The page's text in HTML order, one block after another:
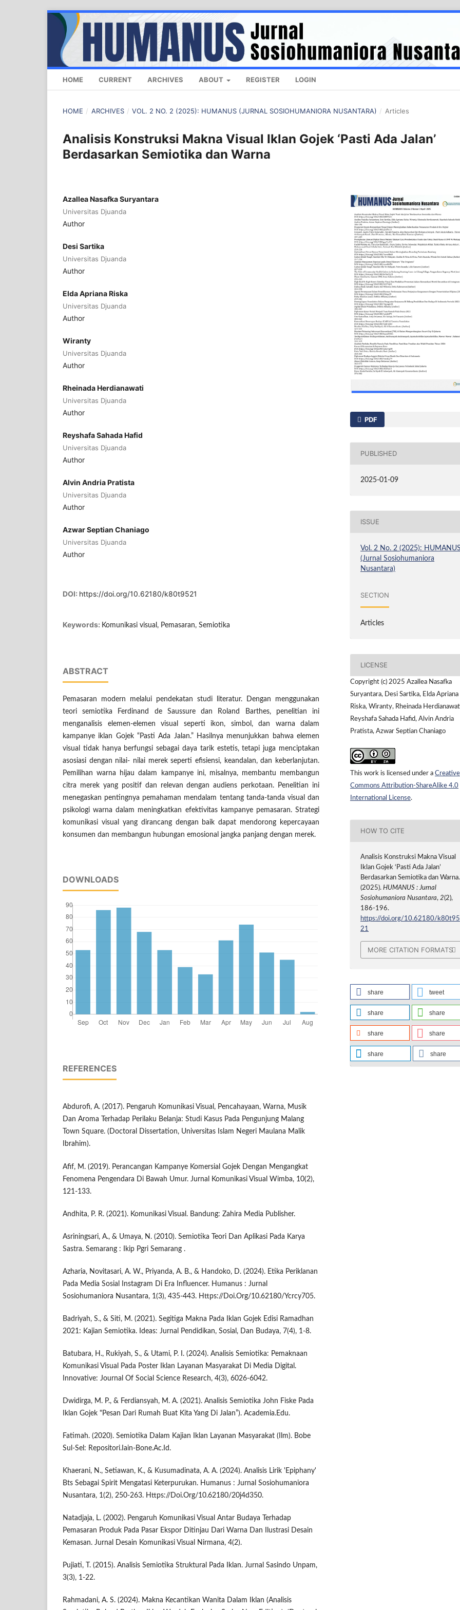
HOME CURRENT ARCHIVES ABOUT REGISTER LOGIN
HOME / ARCHIVES / VOL. 2 NO. 2 (2025): HUMANUS (JURNAL SOSIOHUMANIORA NUSANTARA) / Articles
Analisis Konstruksi Makna Visual Iklan Gojek ‘Pasti Ada Jalan’
Berdasarkan Semiotika dan Warna
Azallea Nasafka Suryantara
Universitas Djuanda
Author
Desi Sartika
Universitas Djuanda
Author
Elda Apriana Riska
Universitas Djuanda
Author
Wiranty
Universitas Djuanda
Author
Rheinada Herdianawati
Universitas Djuanda
Author
Reyshafa Sahada Hafid
Universitas Djuanda
Author
⁠Alvin Andria Pratista
Universitas Djuanda
Author
Azwar Septian Chaniago
Universitas Djuanda
Author
DOI: https://doi.org/10.62180/k80t9521
Keywords: Komunikasi visual, Pemasaran, Semiotika
ABSTRACT
Pemasaran modern melalui pendekatan studi literatur. Dengan menggunakan
teori semiotika Ferdinand de Saussure dan Roland Barthes, penelitian ini
menganalisis elemen-elemen visual seperti ikon, simbol, dan warna dalam
kampanye iklan Gojek “Pasti Ada Jalan.” Hasilnya menunjukkan bahwa elemen
visual tidak hanya berfungsi sebagai daya tarik estetis, tetapi juga menciptakan
asosiasi dengan nilai- nilai merek seperti efisiensi, keandalan, dan keberlanjutan.
Pemilihan warna hijau dalam kampanye ini, misalnya, membantu membangun
citra merek yang positif dan relevan dengan audiens perkotaan. Penelitian ini
menegaskan pentingnya pemahaman mendalam tentang tanda-tanda visual dan
psikologi warna dalam meningkatkan efektivitas kampanye pemasaran. Strategi
komunikasi visual yang dirancang dengan baik dapat mendorong kepercayaan
konsumen dan membangun hubungan emosional jangka panjang dengan merek.
DOWNLOADS
REFERENCES
Abdurofi, A. (2017). Pengaruh Komunikasi Visual, Pencahayaan, Warna, Musik
Dan Aroma Terhadap Perilaku Belanja: Studi Kasus Pada Pengunjung Malang
Town Square. (Doctoral Dissertation, Universitas Islam Negeri Maulana Malik
Ibrahim).
Afif, M. (2019). Perancangan Kampanye Komersial Gojek Dengan Mengangkat
Fenomena Pengendara Di Bawah Umur. Jurnal Komunikasi Visual Wimba, 10(2),
121-133.
Andhita, P. R. (2021). Komunikasi Visual. Bandung: Zahira Media Publisher.
Asriningsari, A., & Umaya, N. (2010). Semiotika Teori Dan Aplikasi Pada Karya
Sastra. Semarang : Ikip Pgri Semarang .
Azharia, Novitasari, A. W., Priyanda, A. B., & Handoko, D. (2024). Etika Periklanan
Pada Media Sosial Instagram Di Era Influencer. Humanus : Jurnal
Sosiohumaniora Nusantara, 1(3), 435-443. Https://Doi.Org/10.62180/Ycrcy705.
Badriyah, S., & Siti, M. (2021). Segitiga Makna Pada Iklan Gojek Edisi Ramadhan
2021: Kajian Semiotika. Ideas: Jurnal Pendidikan, Sosial, Dan Budaya, 7(4), 1-8.
Batubara, H., Rukiyah, S., & Utami, P. I. (2024). Analisis Semiotika: Pemaknaan
Komunikasi Visual Pada Poster Iklan Layanan Masyarakat Di Media Digital.
Innovative: Journal Of Social Science Research, 4(3), 6026-6042.
Dwidirga, M. P., & Ferdiansyah, M. A. (2021). Analisis Semiotika John Fiske Pada
Iklan Gojek "Pesan Dari Rumah Buat Kita Yang Di Jalan”). Academia.Edu.
Fatimah. (2020). Semiotika Dalam Kajian Iklan Layanan Masyarakat (Ilm). Bobe
Sul-Sel: Repositori.Iain-Bone.Ac.Id.
Khaerani, N., Setiawan, K., & Kusumadinata, A. A. (2024). Analisis Lirik 'Epiphany'
Bts Sebagai Spirit Mengatasi Keterpurukan. Humanus : Jurnal Sosiohumaniora
Nusantara, 1(2), 250-263. Https://Doi.Org/10.62180/20j4d350.
Natadjaja, L. (2002). Pengaruh Komunikasi Visual Antar Budaya Terhadap
Pemasaran Produk Pada Pasar Ekspor Ditinjau Dari Warna Dan Ilustrasi Desain
Kemasan. Jurnal Desain Komunikasi Visual Nirmana, 4(2).
Pujiati, T. (2015). Analisis Semiotika Struktural Pada Iklan. Jurnal Sasindo Unpam,
3(3), 1-22.
Rahmadani, A. S. (2024). Makna Kecantikan Wanita Dalam Iklan (Analisis
PDF
PUBLISHED
2025-01-09
ISSUE
Vol. 2 No. 2 (2025): HUMANUS
(Jurnal Sosiohumaniora
Nusantara)
SECTION
Articles
LICENSE
Copyright (c) 2025 Azallea Nasafka
Suryantara, Desi Sartika, Elda Apriana
Riska, Wiranty, Rheinada
Reyshafa Sahada Hafid, ⁠Alvin Andria
Pratista, Azwar Septian Chaniago
This work is licensed under a Creative
Commons Attribution-ShareAlike 4.0
International License.
HOW TO CITE
Analisis Konstruksi Makna Visual
Iklan Gojek ‘Pasti Ada Jalan’
Berdasarkan Semiotika dan Warna.
(2025).HUMANUS : Jurnal
Sosiohumaniora Nusantara,2(2),
186-196.
https://doi.org/10.62180/k80t95
21
MORE CITATION FORMATS
share tweet
share share
share share
share share